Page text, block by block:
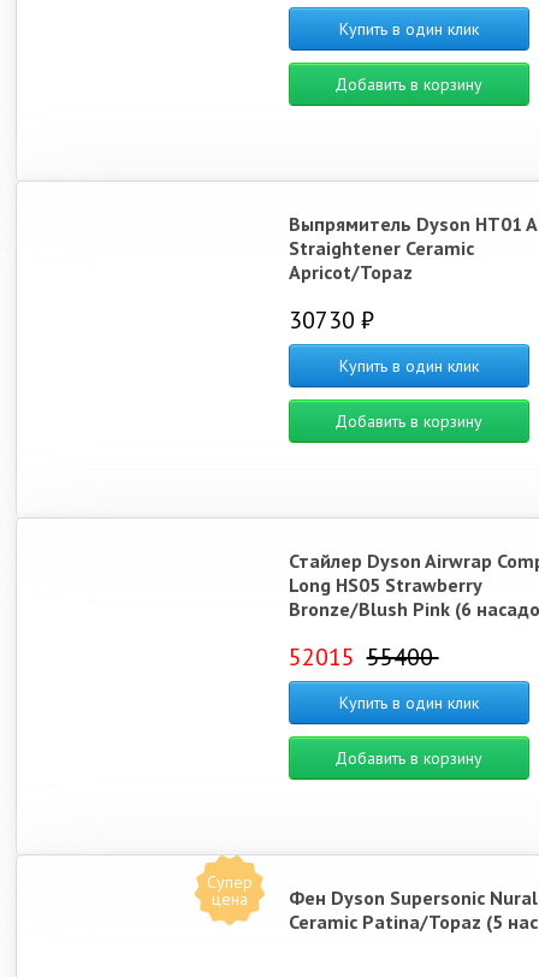
Купить в один клик
Добавить в корзину
Выпрямитель Dyson HT01
Straightener Ceramic
Apricot/Topaz
30730 ₽
Купить в один клик
Добавить в корзину
Стайлер Dyson Airwrap
Long HS05 Strawberry
Bronze/Blush Pink (6
52015 55400
Купить в один клик
Добавить в корзину
Супер
цена
Фен Dyson Supersonic
Ceramic Patina/Topaz (5